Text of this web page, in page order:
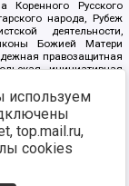
Коренного Русского
народа, Рубеж
деятельности,
Божией Матери
правозащитная
инициативная
республика Русь,
W.H.С., Фалунь
Новокузнецк/РПК,
Фонд защиты прав
округа г.
7822/
используем
top.mail.ru,
cookies